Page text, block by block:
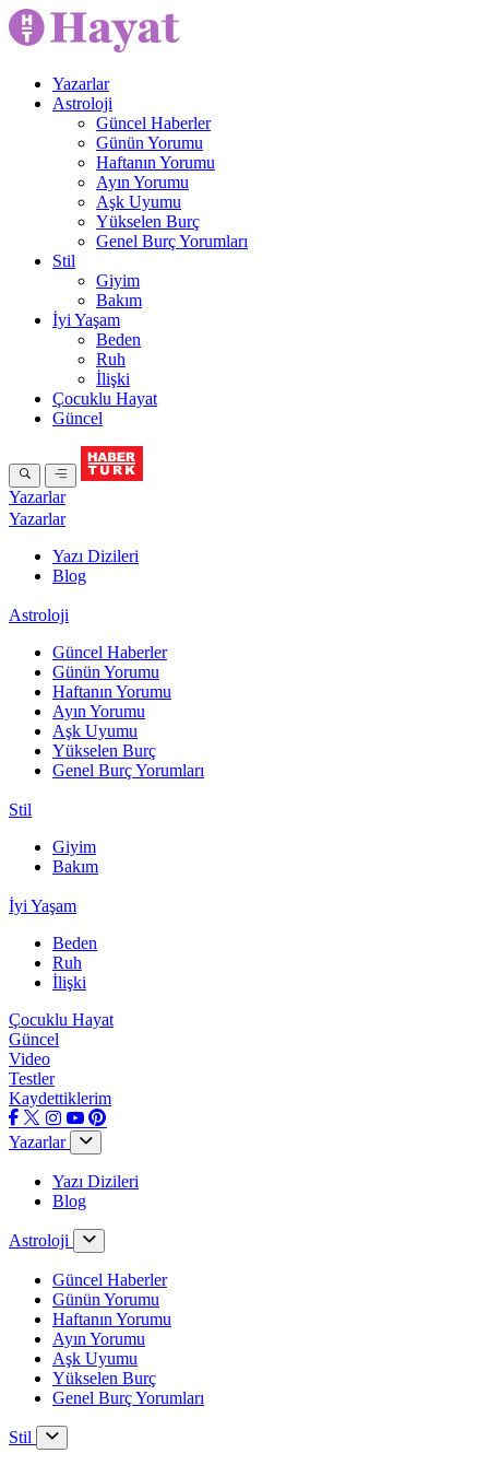
Yazarlar
Astroloji
Güncel Haberler
Günün Yorumu
Haftanın Yorumu
Ayın Yorumu
Aşk Uyumu
Yükselen Burç
Genel Burç Yorumları
Stil
Giyim
Bakım
İyi Yaşam
Beden
Ruh
İlişki
Çocuklu Hayat
Güncel
Yazarlar
Yazarlar
Yazı Dizileri
Blog
Astroloji
Güncel Haberler
Günün Yorumu
Haftanın Yorumu
Ayın Yorumu
Aşk Uyumu
Yükselen Burç
Genel Burç Yorumları
Stil
Giyim
Bakım
İyi Yaşam
Beden
Ruh
İlişki
Çocuklu Hayat
Güncel
Video
Testler
Kaydettiklerim
Yazarlar
Yazı Dizileri
Blog
Astroloji
Güncel Haberler
Günün Yorumu
Haftanın Yorumu
Ayın Yorumu
Aşk Uyumu
Yükselen Burç
Genel Burç Yorumları
Stil